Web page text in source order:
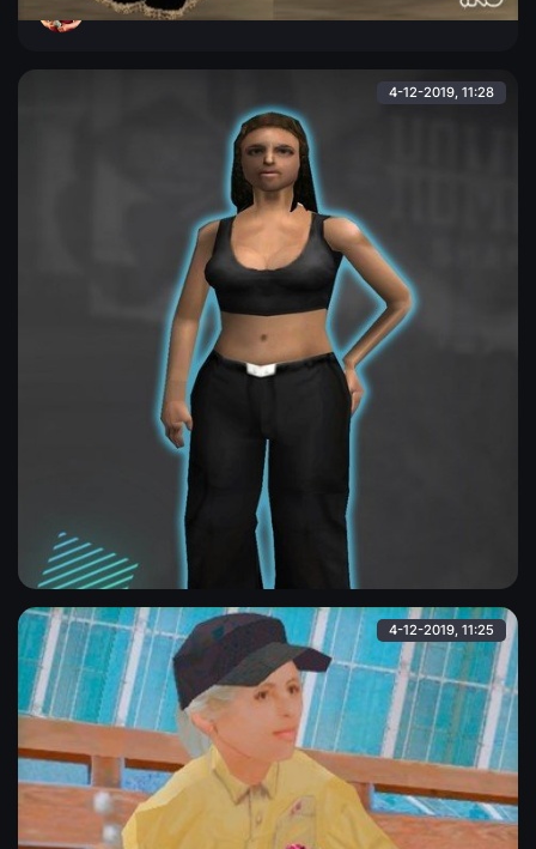
Admin
4-12-2019, 11:28
Hfyst в чёрной майке и штанах
Девушка-hfyst в чёрной майке с открытым животом и
чёрных штанах, обута в кеды.
Admin
4-12-2019, 11:25